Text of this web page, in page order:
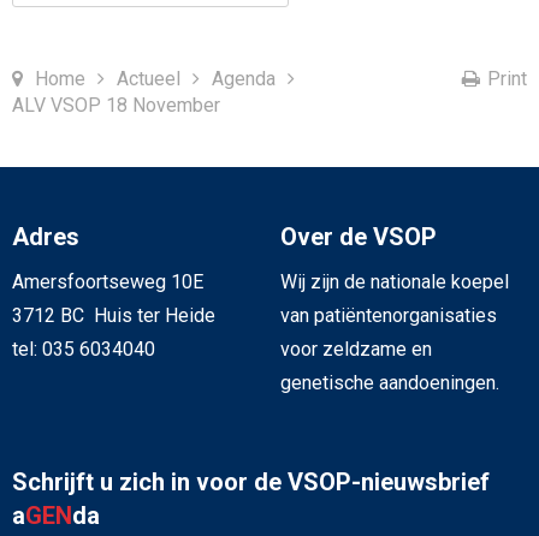
Home Actueel
Agenda
ALV VSOP 18 November
Print
Adres
Amersfoortseweg 10E
3712 BC Huis ter Heide
tel: 035 6034040
Over de VSOP
Wij zijn de nationale koepel
van patiëntenorganisaties
voor zeldzame en
genetische aandoeningen.
Schrijft u zich in voor de VSOP-nieuwsbrief
aGENda